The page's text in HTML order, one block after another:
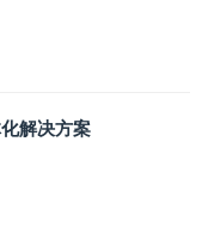
解决方案